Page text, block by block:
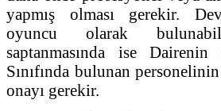
yapmış olması gerekir.
oyuncu olarak
saptanmasında ise
Sınıfında bulunan
onayı gerekir.